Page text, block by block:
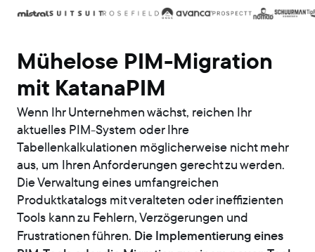
Mühelose PIM-Migration
mit KatanaPIM
Wenn Ihr Unternehmen wächst, reichen Ihr
aktuelles PIM-System oder Ihre
Tabellenkalkulationen möglicherweise nicht mehr
aus, um Ihren Anforderungen gerecht zu werden.
Die Verwaltung eines umfangreichen
Produktkatalogs mit veralteten oder ineffizienten
Tools kann zu Fehlern, Verzögerungen und
Frustrationen führen. Die Implementierung eines